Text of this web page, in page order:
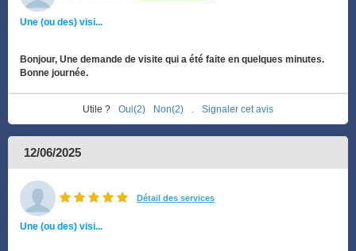
Une (ou des) visi...
Bonjour, Une demande de visite qui a été faite en quelques minutes.
Bonne journée.
Utile ? Oui(2) Non(2) Signaler cet avis
12/06/2025
Détail des services
Une (ou des) visi...